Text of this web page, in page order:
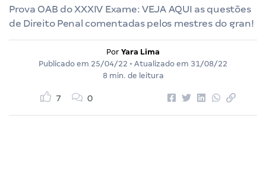
Prova OAB do XXXIV Exame: VEJA AQUI as questões
de Direito Penal comentadas pelos mestres do gran!
Por Yara Lima
Publicado em 25/04/22 • Atualizado em 31/08/22
8 min. de leitura
7 0